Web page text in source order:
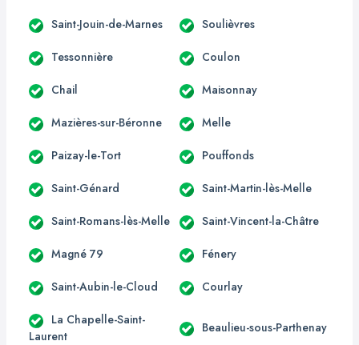
Saint-Jouin-de-Marnes Soulièvres
Tessonnière Coulon
Chail Maisonnay
Mazières-sur-Béronne Melle
Paizay-le-Tort Pouffonds
Saint-Génard Saint-Martin-lès-Melle
Saint-Romans-lès-Melle Saint-Vincent-la-Châtre
Magné 79 Fénery
Saint-Aubin-le-Cloud Courlay
La Chapelle-Saint-
Laurent
Beaulieu-sous-Parthenay